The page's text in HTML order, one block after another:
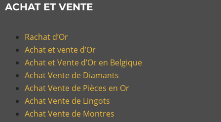
ACHAT ET VENTE
Rachat d’Or
Achat et vente d’Or
Achat et Vente d’Or en Belgique
Achat Vente de Diamants
Achat Vente de Pièces en Or
Achat Vente de Lingots
Achat Vente de Montres